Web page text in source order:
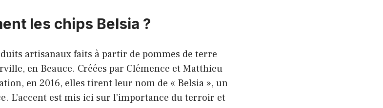
les chips Belsia ?
artisanaux faits à partir de pommes de terre
en Beauce. Créées par Clémence et Matthieu
en 2016, elles tirent leur nom de « Belsia », un
L’accent est mis ici sur l’importance du terroir et